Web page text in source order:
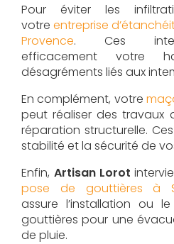
Pour éviter les
votreentreprise
Provence. Ces
efficacement votre
désagréments liés aux
En complément, votre
peut réaliser des travaux
réparation structurelle.
stabilité et la sécurité de
Enfin, Artisan Lorot
pose de gouttières à
assure l’installation ou
gouttières pour une
de pluie.